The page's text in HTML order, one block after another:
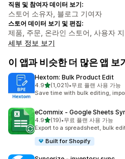
직원 및 참여자 데이터 보기:
스토어 소유자, 블로그 기여자
스토어 데이터 보기 및 편집:
제품, 주문, 온라인 스토어, 사용자
세부 정보 보기
이 앱과 비슷한 더 많은 앱 보기
Hextom: Bulk Product Edit
4.9별 5개 중
(1,021)
총 리뷰 1021개
•무료 플랜 사용 가능
Save time with bulk editing,
eCommix ‑ Google Sheets
4.9별 5개 중
(19)
총 리뷰 19개
•무료 플랜 사용 가능
Export to a spreadsheet, bulk
Built for Shopify